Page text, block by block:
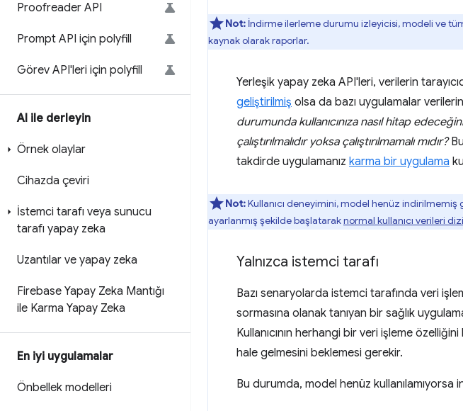
Proofreader API
Prompt API için polyfill
Görev API'leri için polyfill
AI ile derleyin
Örnek olaylar
Cihazda çeviri
İstemci tarafı veya sunucu
tarafı yapay zeka
Uzantılar ve yapay zeka
Firebase Yapay Zeka Mantığı
ile Karma Yapay Zeka
En iyi uygulamalar
Önbellek modelleri
Not: İndirme ilerleme durumu izleyicisi, modeli ve
kaynak olarak raporlar.
Yerleşik yapay zeka API'leri, verilerin
geliştirilmiş olsa da bazı uygulamalar
durumunda kullanıcınıza nasıl hitap
çalıştırılmalıdır yoksa çalıştırılmamalı mıdır?
takdirde uygulamanız karma bir uygulama
Not:Kullanıcı deneyimini, model henüz
ayarlanmış şekilde başlataraknormal kullanıcı verileri
Yalnızca istemci tarafı
Bazı senaryolarda istemci tarafında veri
sormasına olanak tanıyan bir sağlık
Kullanıcının herhangi bir veri işleme
hale gelmesini beklemesi gerekir.
Bu durumda, model henüz